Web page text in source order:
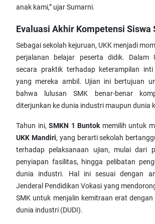
anak kami,” ujar Sumarni.
Evaluasi Akhir Kompetensi Siswa
Sebagai sekolah kejuruan, UKK menjadi
perjalanan belajar peserta didik. Dalam
secara praktik terhadap keterampilan
yang mereka ambil. Ujian ini bertujuan
bahwa lulusan SMK benar-benar
diterjunkan ke dunia industri maupun dunia
Tahun ini,SMKN 1 Buntok memilih untuk
UKK Mandiri, yang berarti sekolah
terhadap pelaksanaan ujian, mulai dari
penyiapan fasilitas, hingga pelibatan
dunia industri. Hal ini sesuai dengan
Jenderal Pendidikan Vokasi yang
SMK untuk menjalin kemitraan erat
dunia industri (DUDI).